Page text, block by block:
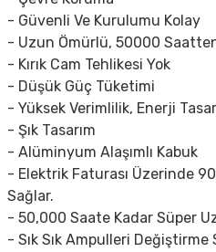
- Güvenli Ve Kurulumu Kolay
- Uzun Ömürlü, 50000
- Kırık Cam Tehlikesi Yok
- Düşük Güç Tüketimi
- Yüksek Verimlilik, Enerji
- Şık Tasarım
- Alüminyum Alaşımlı Kabuk
- Elektrik Faturası Üzerinde
Sağlar.
- 50,000 Saate Kadar Süper
- Sık Sık Ampulleri